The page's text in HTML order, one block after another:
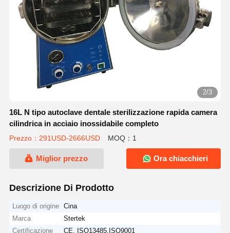
2/3
16L N tipo autoclave dentale sterilizzazione rapida camera
cilindrica in acciaio inossidabile completo
Prezzo：291USD-2666USD MOQ：1
Miglior prezzo Ora chiacchieri
Descrizione Di Prodotto
Luogo di origine
Cina
Marca
Stertek
Certificazione
CE, ISO13485,ISO9001